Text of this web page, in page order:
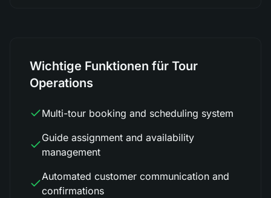
Wichtige Funktionen für Tour
Operations
Multi-tour booking and scheduling system
Guide assignment and availability
management
Automated customer communication and
confirmations